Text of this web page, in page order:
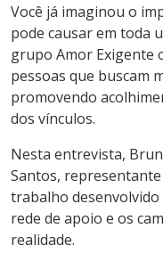
Você já imaginou o
pode causar em toda
grupo Amor Exigente
pessoas que buscam
promovendo
dos vínculos.
Nesta entrevista,
Santos,
trabalho
rede de apoio e os
realidade.